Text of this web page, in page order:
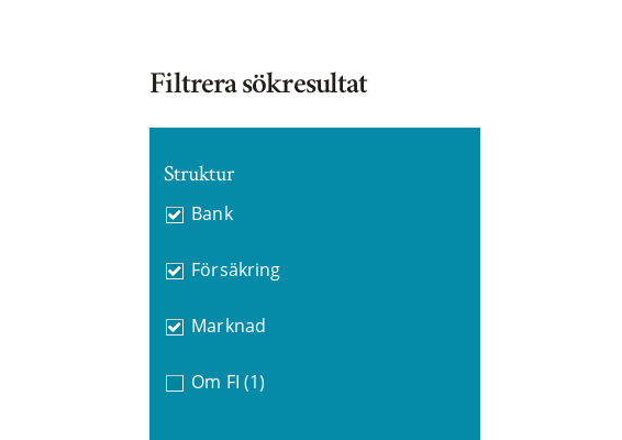
Filtrera sökresultat
Struktur
Bank
Försäkring
Marknad
Om FI (1)